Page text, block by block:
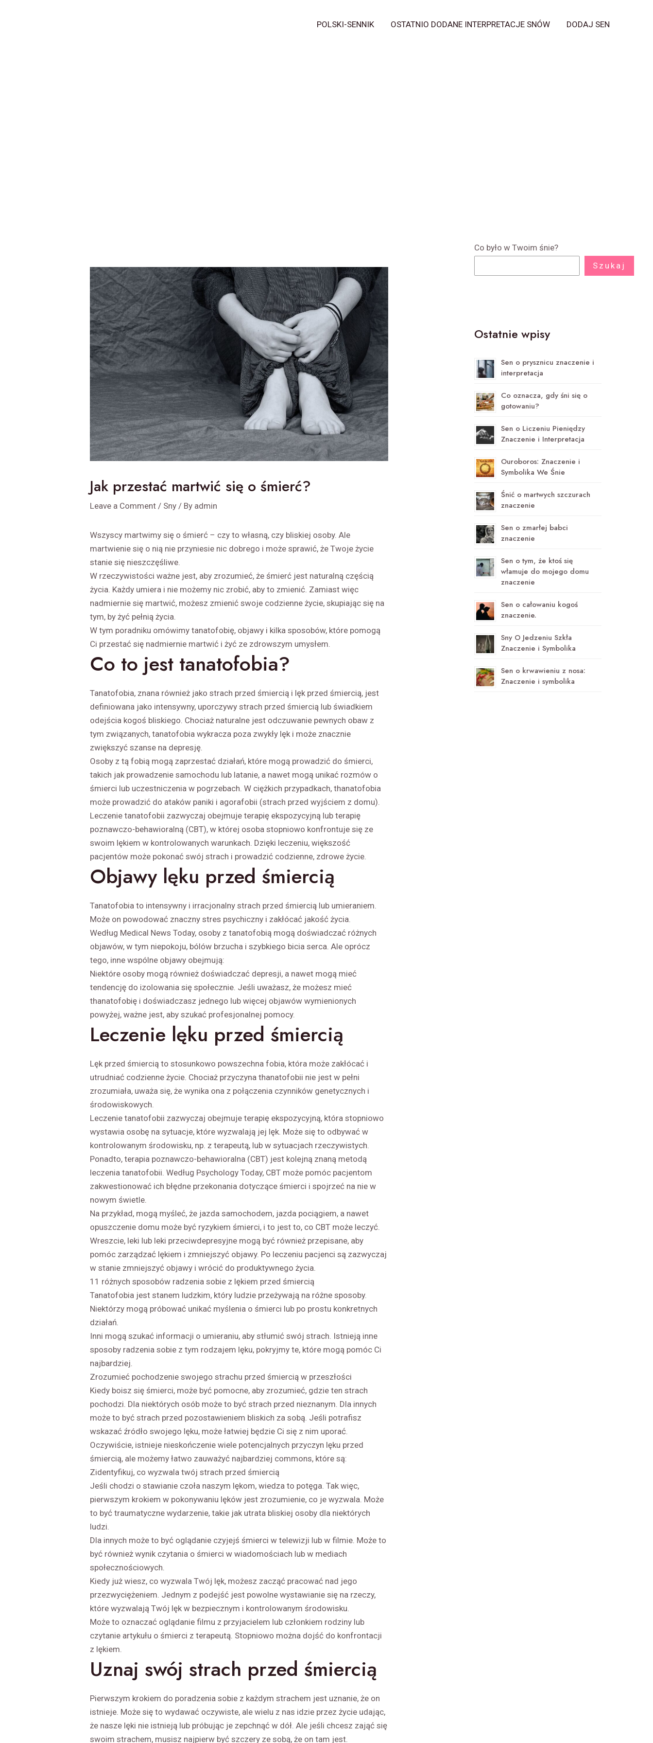
POLSKI-SENNIK OSTATNIO DODANE INTERPRETACJE SNÓW DODAJ SEN
Jak przestać martwić się o śmierć?
Leave a Comment / Sny / By admin
Wszyscy martwimy się o śmierć – czy to własną, czy bliskiej osoby. Ale
martwienie się o nią nie przyniesie nic dobrego i może sprawić, że Twoje życie
stanie się nieszczęśliwe.
W rzeczywistości ważne jest, aby zrozumieć, że śmierć jest naturalną częścią
życia. Każdy umiera i nie możemy nic zrobić, aby to zmienić. Zamiast więc
nadmiernie się martwić, możesz zmienić swoje codzienne życie, skupiając się na
tym, by żyć pełnią życia.
W tym poradniku omówimy tanatofobię, objawy i kilka sposobów, które pomogą
Ci przestać się nadmiernie martwić i żyć ze zdrowszym umysłem.
Co to jest tanatofobia?
Tanatofobia, znana również jako strach przed śmiercią i lęk przed śmiercią, jest
definiowana jako intensywny, uporczywy strach przed śmiercią lub świadkiem
odejścia kogoś bliskiego. Chociaż naturalne jest odczuwanie pewnych obaw z
tym związanych, tanatofobia wykracza poza zwykły lęk i może znacznie
zwiększyć szanse na depresję.
Osoby z tą fobią mogą zaprzestać działań, które mogą prowadzić do śmierci,
takich jak prowadzenie samochodu lub latanie, a nawet mogą unikać rozmów o
śmierci lub uczestniczenia w pogrzebach. W ciężkich przypadkach, thanatofobia
może prowadzić do ataków paniki i agorafobii (strach przed wyjściem z domu).
Leczenie tanatofobii zazwyczaj obejmuje terapię ekspozycyjną lub terapię
poznawczo-behawioralną (CBT), w której osoba stopniowo konfrontuje się ze
swoim lękiem w kontrolowanych warunkach. Dzięki leczeniu, większość
pacjentów może pokonać swój strach i prowadzić codzienne, zdrowe życie.
Objawy lęku przed śmiercią
Tanatofobia to intensywny i irracjonalny strach przed śmiercią lub umieraniem.
Może on powodować znaczny stres psychiczny i zakłócać jakość życia.
Według Medical News Today, osoby z tanatofobią mogą doświadczać różnych
objawów, w tym niepokoju, bólów brzucha i szybkiego bicia serca. Ale oprócz
tego, inne wspólne objawy obejmują:
Niektóre osoby mogą również doświadczać depresji, a nawet mogą mieć
tendencję do izolowania się społecznie. Jeśli uważasz, że możesz mieć
thanatofobię i doświadczasz jednego lub więcej objawów wymienionych
powyżej, ważne jest, aby szukać profesjonalnej pomocy.
Leczenie lęku przed śmiercią
Lęk przed śmiercią to stosunkowo powszechna fobia, która może zakłócać i
utrudniać codzienne życie. Chociaż przyczyna thanatofobii nie jest w pełni
zrozumiała, uważa się, że wynika ona z połączenia czynników genetycznych i
środowiskowych.
Leczenie tanatofobii zazwyczaj obejmuje terapię ekspozycyjną, która stopniowo
wystawia osobę na sytuacje, które wyzwalają jej lęk. Może się to odbywać w
kontrolowanym środowisku, np. z terapeutą, lub w sytuacjach rzeczywistych.
Ponadto, terapia poznawczo-behawioralna (CBT) jest kolejną znaną metodą
leczenia tanatofobii. Według Psychology Today, CBT może pomóc pacjentom
zakwestionować ich błędne przekonania dotyczące śmierci i spojrzeć na nie w
nowym świetle.
Na przykład, mogą myśleć, że jazda samochodem, jazda pociągiem, a nawet
opuszczenie domu może być ryzykiem śmierci, i to jest to, co CBT może leczyć.
Wreszcie, leki lub leki przeciwdepresyjne mogą być również przepisane, aby
pomóc zarządzać lękiem i zmniejszyć objawy. Po leczeniu pacjenci są zazwyczaj
w stanie zmniejszyć objawy i wrócić do produktywnego życia.
11 różnych sposobów radzenia sobie z lękiem przed śmiercią
Tanatofobia jest stanem ludzkim, który ludzie przeżywają na różne sposoby.
Niektórzy mogą próbować unikać myślenia o śmierci lub po prostu konkretnych
działań.
Inni mogą szukać informacji o umieraniu, aby stłumić swój strach. Istnieją inne
sposoby radzenia sobie z tym rodzajem lęku, pokryjmy te, które mogą pomóc Ci
najbardziej.
Zrozumieć pochodzenie swojego strachu przed śmiercią w przeszłości
Kiedy boisz się śmierci, może być pomocne, aby zrozumieć, gdzie ten strach
pochodzi. Dla niektórych osób może to być strach przed nieznanym. Dla innych
może to być strach przed pozostawieniem bliskich za sobą. Jeśli potrafisz
wskazać źródło swojego lęku, może łatwiej będzie Ci się z nim uporać.
Oczywiście, istnieje nieskończenie wiele potencjalnych przyczyn lęku przed
śmiercią, ale możemy łatwo zauważyć najbardziej commons, które są:
Zidentyfikuj, co wyzwala twój strach przed śmiercią
Jeśli chodzi o stawianie czoła naszym lękom, wiedza to potęga. Tak więc,
pierwszym krokiem w pokonywaniu lęków jest zrozumienie, co je wyzwala. Może
to być traumatyczne wydarzenie, takie jak utrata bliskiej osoby dla niektórych
ludzi.
Dla innych może to być oglądanie czyjejś śmierci w telewizji lub w filmie. Może to
być również wynik czytania o śmierci w wiadomościach lub w mediach
społecznościowych.
Kiedy już wiesz, co wyzwala Twój lęk, możesz zacząć pracować nad jego
przezwyciężeniem. Jednym z podejść jest powolne wystawianie się na rzeczy,
które wyzwalają Twój lęk w bezpiecznym i kontrolowanym środowisku.
Może to oznaczać oglądanie filmu z przyjacielem lub członkiem rodziny lub
czytanie artykułu o śmierci z terapeutą. Stopniowo można dojść do konfrontacji
z lękiem.
Uznaj swój strach przed śmiercią
Pierwszym krokiem do poradzenia sobie z każdym strachem jest uznanie, że on
istnieje. Może się to wydawać oczywiste, ale wielu z nas idzie przez życie udając,
że nasze lęki nie istnieją lub próbując je zepchnąć w dół. Ale jeśli chcesz zająć się
swoim strachem, musisz najpierw być szczery ze sobą, że on tam jest.
Co było w Twoim śnie?
Szukaj
Ostatnie wpisy
Sen o prysznicu znaczenie i
interpretacja
Co oznacza, gdy śni się o
gotowaniu?
Sen o Liczeniu Pieniędzy
Znaczenie i Interpretacja
Ouroboros: Znaczenie i
Symbolika We Śnie
Śnić o martwych szczurach
znaczenie
Sen o zmarłej babci
znaczenie
Sen o tym, że ktoś się
włamuje do mojego domu
znaczenie
Sen o całowaniu kogoś
znaczenie.
Sny O Jedzeniu Szkła
Znaczenie i Symbolika
Sen o krwawieniu z nosa:
Znaczenie i symbolika